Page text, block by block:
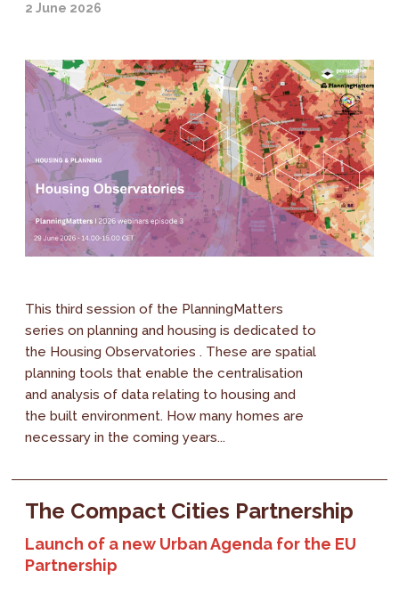
2 June 2026
This third session of the PlanningMatters
series on planning and housing is dedicated to
the Housing Observatories . These are spatial
planning tools that enable the centralisation
and analysis of data relating to housing and
the built environment. How many homes are
necessary in the coming years...
The Compact Cities Partnership
Launch of a new Urban Agenda for the EU
Partnership